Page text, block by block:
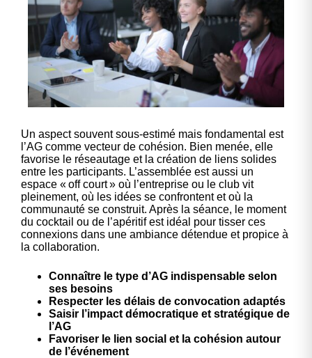
Un aspect souvent sous-estimé mais fondamental est
l’AG comme vecteur de cohésion. Bien menée, elle
favorise le réseautage et la création de liens solides
entre les participants. L’assemblée est aussi un
espace « off court » où l’entreprise ou le club vit
pleinement, où les idées se confrontent et où la
communauté se construit. Après la séance, le moment
du cocktail ou de l’apéritif est idéal pour tisser ces
connexions dans une ambiance détendue et propice à
la collaboration.
Connaître le type d’AG indispensable selon
ses besoins
Respecter les délais de convocation adaptés
Saisir l’impact démocratique et stratégique de
l’AG
Favoriser le lien social et la cohésion autour
de l’événement